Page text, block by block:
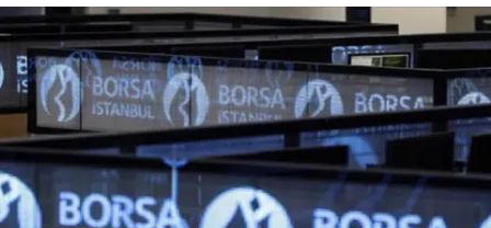
Bilecik
Bingöl
Bitlis
Bolu
Burdur